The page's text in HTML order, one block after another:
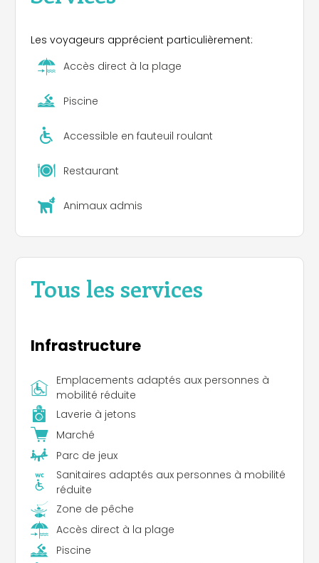
Les voyageurs apprécient particulièrement:
Accès direct à la plage
Piscine
Accessible en fauteuil roulant
Restaurant
Animaux admis
Tous les services
Infrastructure
Emplacements adaptés aux personnes à
mobilité réduite
Laverie à jetons
Marché
Parc de jeux
Sanitaires adaptés aux personnes à mobilité
réduite
Zone de pêche
Accès direct à la plage
Piscine